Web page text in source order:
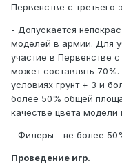
Первенстве с третьего
- Допускается
моделей в армии. Для
участие в Первенстве
может составлять
условиях грунт + 3 и
более 50% общей
качестве цвета модели
- Филеры - не более
Проведение игр.